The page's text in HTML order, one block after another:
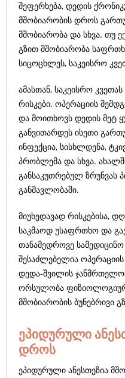
შეფერხება, დედის
მშობიარობის დროს
მშობიარობა და სხვა. თუ
გზით მშობიარობა
სიცოცხლეს, საკეისრო
ამასთან, საკეისრო
რისკები. ოპერაციის
და მოითხოვს დედის მეტ
განვითარდეს ისეთი
ინფექცია, სისხლდენა,
პრობლემა და სხვა.
განსაკუთრებულ ზრუნვას
განმავლობაში.
მიუხედავად რისკებისა,
საკმაოდ უსაფრთხო და
თანამედროვე
შესაძლებელია
დედა-შვილის
ორსულობა
მშობიარობის ბუნებრივი
ეპიდურული
დროს
ეპიდურული ანესთეზია